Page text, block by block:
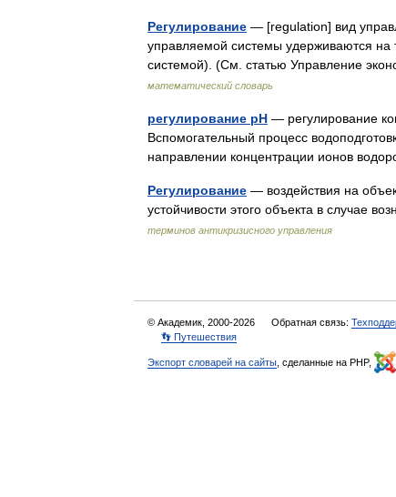
Регулирование — [regulation] вид
управляемой системы удерживаются на
системой). (См. статью Управление
математический словарь
регулирование pH — регулирование
Вспомогательный процесс
направлении концентрации ионов
Регулирование — воздействия на
устойчивости этого объекта в случае
терминов антикризисного управления
© Академик, 2000-2026 Обратная связь:
👣 Путешествия
Экспорт словарей на сайты , сделанные на PHP,